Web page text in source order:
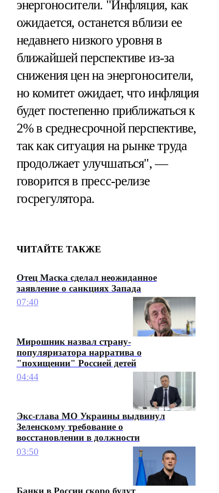
энергоносители. "Инфляция, как
ожидается, останется вблизи ее
недавнего низкого уровня в
ближайшей перспективе из-за
снижения цен на энергоносители,
но комитет ожидает, что инфляция
будет постепенно приближаться к
2% в среднесрочной перспективе,
так как ситуация на рынке труда
продолжает улучшаться", —
говорится в пресс-релизе
госрегулятора.
ЧИТАЙТЕ ТАКЖЕ
Отец Маска сделал неожиданное
заявление о санкциях Запада
07:40
Мирошник назвал страну-
популяризатора нарратива о
"похищении" Россией детей
04:44
Экс-глава МО Украины выдвинул
Зеленскому требование о
восстановлении в должности
03:50
Банки в России скоро будут